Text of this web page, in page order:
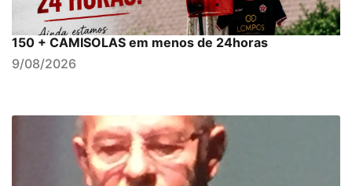
150 + CAMISOLAS em menos de 24horas
9/08/2026